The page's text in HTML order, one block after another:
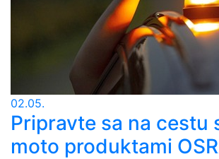
02.05.
Pripravte sa na cestu
moto produktami